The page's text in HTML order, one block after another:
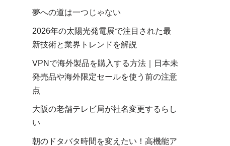
夢への道は一つじゃない
2026年の太陽光発電展で注目された最
新技術と業界トレンドを解説
VPNで海外製品を購入する方法｜日本未
発売品や海外限定セールを使う前の注意
点
大阪の老舗テレビ局が社名変更するらし
い
朝のドタバタ時間を変えたい！高機能ア